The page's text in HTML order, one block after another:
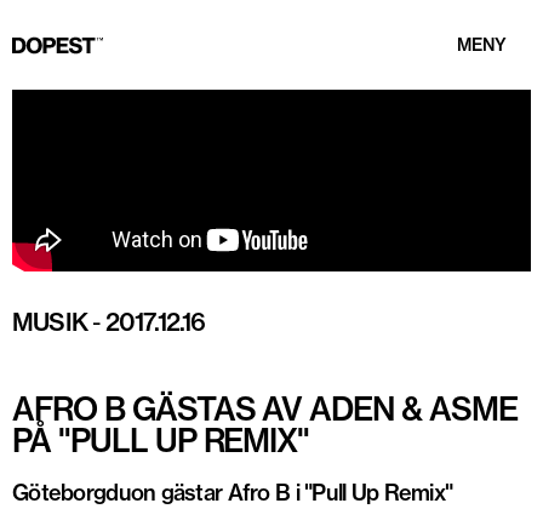
MENY
MUSIK-2017.12.16
AFRO B GÄSTAS AV ADEN & ASME
PÅ "PULL UP REMIX"
Göteborgduon gästar Afro B i "Pull Up Remix"